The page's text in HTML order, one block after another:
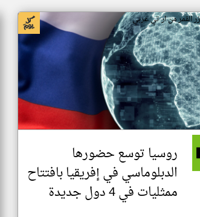
القمر من ار تي عربي
روسيا توسع حضورها
الدبلوماسي في إفريقيا بافتتاح
ممثليات في 4 دول جديدة